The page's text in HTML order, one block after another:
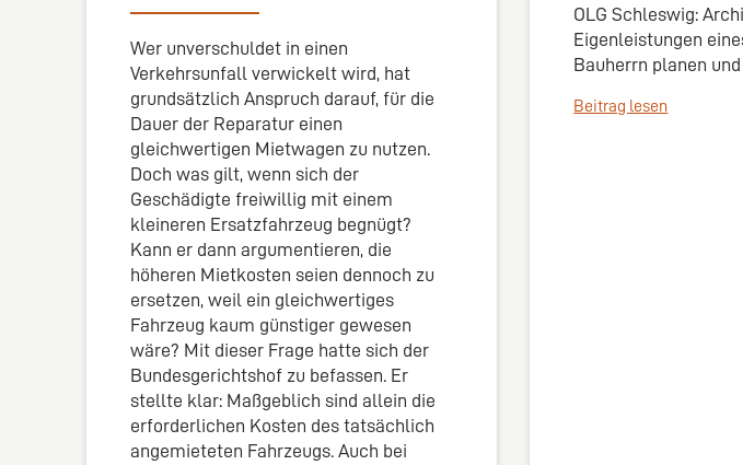
Wer unverschuldet in einen
Verkehrsunfall verwickelt wird, hat
grundsätzlich Anspruch darauf, für die
Dauer der Reparatur einen
gleichwertigen Mietwagen zu nutzen.
Doch was gilt, wenn sich der
Geschädigte freiwillig mit einem
kleineren Ersatzfahrzeug begnügt?
Kann er dann argumentieren, die
höheren Mietkosten seien dennoch zu
ersetzen, weil ein gleichwertiges
Fahrzeug kaum günstiger gewesen
wäre? Mit dieser Frage hatte sich der
Bundesgerichtshof zu befassen. Er
stellte klar: Maßgeblich sind allein die
erforderlichen Kosten des tatsächlich
angemieteten Fahrzeugs. Auch bei
OLG Schleswig:
Eigenleistungen
Bauherrn planen
Beitrag lesen